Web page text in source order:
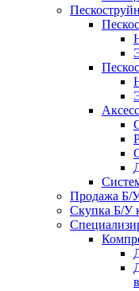
Продажа Б/
Скупка Б/У